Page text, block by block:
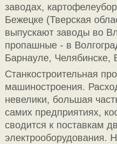
заводах,
Бежецке (Тверская
выпускают заводы во
пропашные - в
Барнауле, Челябинске,
Станкостроительная
машиностроения.
невелики, большая
самих предприятиях,
сводится к поставкам
электрооборудования.